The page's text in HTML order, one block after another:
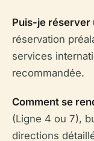
Puis-je réserver
réservation
services
recommandée.
Comment se
(Ligne 4 ou 7),
directions